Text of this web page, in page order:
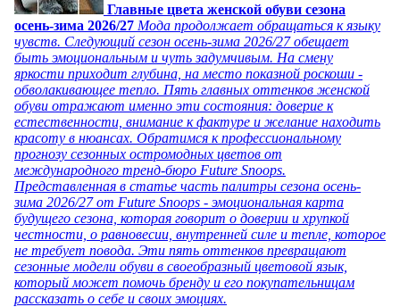
Главные цвета женской обуви сезона
осень-зима 2026/27 Мода продолжает обращаться к языку
чувств. Следующий сезон осень-зима 2026/27 обещает
быть эмоциональным и чуть задумчивым. На смену
яркости приходит глубина, на место показной роскоши -
обволакивающее тепло. Пять главных оттенков женской
обуви отражают именно эти состояния: доверие к
естественности, внимание к фактуре и желание находить
красоту в нюансах. Обратимся к профессиональному
прогнозу сезонных остромодных цветов от
международного тренд-бюро Future Snoops.
Представленная в статье часть палитры сезона осень-
зима 2026/27 от Future Snoops - эмоциональная карта
будущего сезона, которая говорит о доверии и хрупкой
честности, о равновесии, внутренней силе и тепле, которое
не требует повода. Эти пять оттенков превращают
сезонные модели обуви в своеобразный цветовой язык,
который может помочь бренду и его покупательницам
рассказать о себе и своих эмоциях.